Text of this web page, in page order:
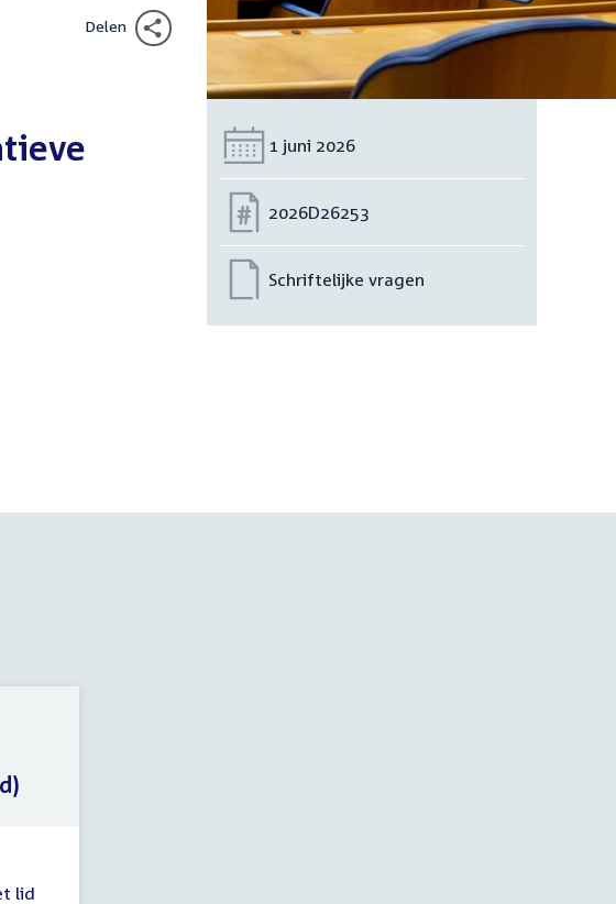
Delen
Datum:
1 juni 2026
Nummer:
2026D26253
Schriftelijke vragen
lid